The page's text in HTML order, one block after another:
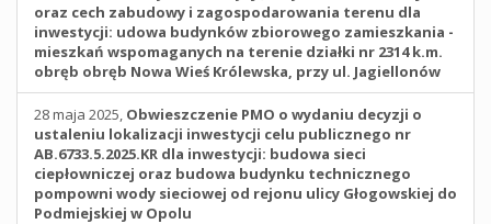
oraz cech zabudowy i zagospodarowania terenu dla
inwestycji: udowa budynków zbiorowego zamieszkania -
mieszkań wspomaganych na terenie działki nr 2314 k.m.
obręb obręb Nowa Wieś Królewska, przy ul. Jagiellonów
28 maja 2025, Obwieszczenie PMO o wydaniu decyzji o
ustaleniu lokalizacji inwestycji celu publicznego nr
AB.6733.5.2025.KR dla inwestycji: budowa sieci
ciepłowniczej oraz budowa budynku technicznego
pompowni wody sieciowej od rejonu ulicy Głogowskiej do
Podmiejskiej w Opolu